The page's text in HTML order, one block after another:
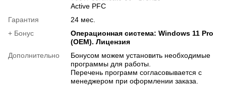
Active PFC
Гарантия
24 мес.
+ Бонус
Операционная система: Windows 11 Pro
(OEM). Лицензия
Дополнительно
Бонусом можем установить необходимые
программы для работы.
Перечень программ согласовывается с
менеджером при оформлении заказа.